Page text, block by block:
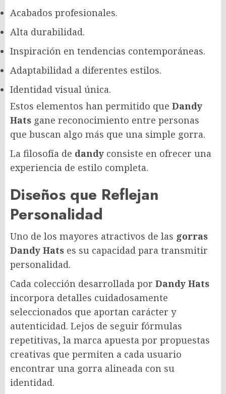
Acabados profesionales.
Alta durabilidad.
Inspiración en tendencias contemporáneas.
Adaptabilidad a diferentes estilos.
Identidad visual única.
Estos elementos han permitido que Dandy
Hats gane reconocimiento entre personas
que buscan algo más que una simple gorra.
La filosofía de dandy consiste en ofrecer una
experiencia de estilo completa.
Diseños que Reflejan
Personalidad
Uno de los mayores atractivos de las gorras
Dandy Hats es su capacidad para transmitir
personalidad.
Cada colección desarrollada por Dandy Hats
incorpora detalles cuidadosamente
seleccionados que aportan carácter y
autenticidad. Lejos de seguir fórmulas
repetitivas, la marca apuesta por propuestas
creativas que permiten a cada usuario
encontrar una gorra alineada con su
identidad.